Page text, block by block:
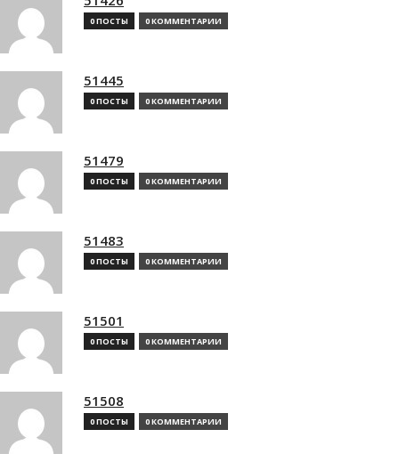
0 ПОСТЫ 0 КОММЕНТАРИИ
51445
0 ПОСТЫ 0 КОММЕНТАРИИ
51479
0 ПОСТЫ 0 КОММЕНТАРИИ
51483
0 ПОСТЫ 0 КОММЕНТАРИИ
51501
0 ПОСТЫ 0 КОММЕНТАРИИ
51508
0 ПОСТЫ 0 КОММЕНТАРИИ